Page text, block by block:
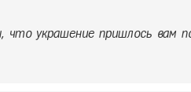
что украшение пришлось вам